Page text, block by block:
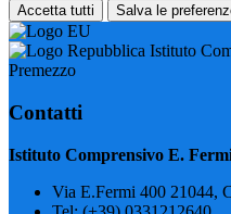
Accetta tutti Salva le
Istituto
Premezzo
Contatti
Istituto Comprensivo E.
Via E.Fermi 400 21044,